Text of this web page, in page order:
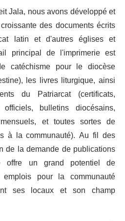
Jala, nous avons développé et
des documents écrits
latin et d'autres églises et
principal de l'imprimerie est
catéchisme pour le diocèse
les livres liturgique, ainsi
du Patriarcat (certificats,
bulletins diocésains,
et toutes sortes de
à la communauté). Au fil des
de la demande de publications
offre un grand potentiel de
pour la communauté
ses locaux et son champ